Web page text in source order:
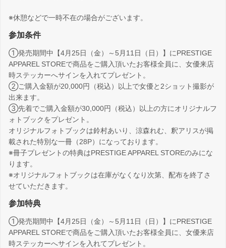
※休憩などで一時不在の場合がございます。
参加条件
①発売期間中【4月25日（金）～5月11日（日）】にPRESTIGE
APPAREL STOREで商品をご購入頂いたお客様全員に、女優来店
時ステッカーへサインを入れてプレゼント。
②ご購入金額が20,000円（税込）以上で女優と2ショット撮影が
出来ます。
③先着でご購入金額が30,000円（税込）以上の方にオリジナルフ
ォトブックをプレゼント。
オリジナルフォトブックは鈴村あいり、涼森れむ、釈アリスが掲
載された特別な一冊（28P）になっております。
※冊子プレゼントの特典はPRESTIGE APPAREL STOREのみにな
ります。
※オリジナルフォトブックは在庫がなくなり次第、配布を終了さ
せていただきます。
参加特典
①発売期間中【4月25日（金）～5月11日（日）】にPRESTIGE
APPAREL STOREで商品をご購入頂いたお客様全員に、女優来店
時ステッカーへサインを入れてプレゼント。